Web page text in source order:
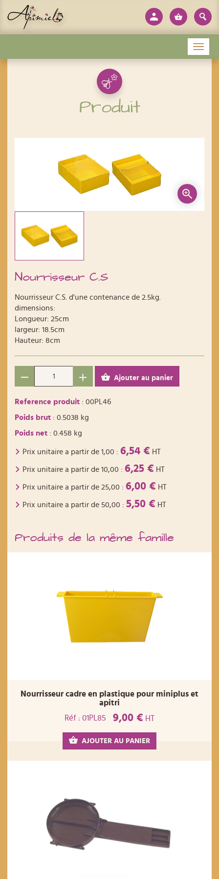
Produit
Nourrisseur C.S
Nourrisseur C.S. d'une contenance de 2.5kg.
dimensions:
Longueur: 25cm
largeur: 18.5cm
Hauteur: 8cm
Ajouter au panier
Reference produit : 00PL46
Poids brut : 0.5038 kg
Poids net : 0.458 kg
Prix unitaire a partir de 1,00 : 6,54 € HT
Prix unitaire a partir de 10,00 : 6,25 € HT
Prix unitaire a partir de 25,00 : 6,00 € HT
Prix unitaire a partir de 50,00 : 5,50 € HT
Produits de la même famille
Nourrisseur cadre en plastique pour miniplus et
apitri
Réf : 01PL85
9,00 € HT
AJOUTER AU PANIER
Menu
Panneau de gestion des cookies